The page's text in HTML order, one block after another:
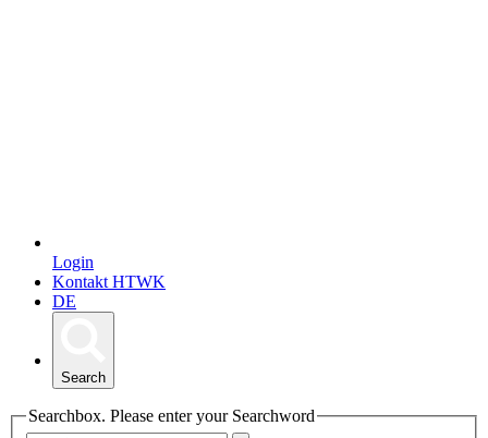
Login
Kontakt HTWK
DE
Search
Searchbox. Please enter your Searchword